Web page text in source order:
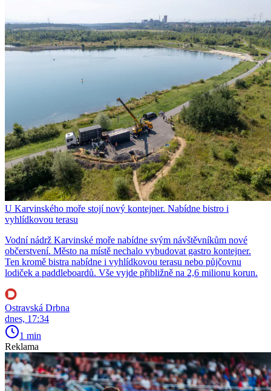
U Karvinského moře stojí nový kontejner. Nabídne bistro i
vyhlídkovou terasu
Vodní nádrž Karvinské moře nabídne svým návštěvníkům nové
občerstvení. Město na místě nechalo vybudovat gastro kontejner.
Ten kromě bistra nabídne i vyhlídkovou terasu nebo půjčovnu
lodiček a paddleboardů. Vše vyjde přibližně na 2,6 milionu korun.
Ostravská Drbna
dnes, 17:34
1 min
Reklama